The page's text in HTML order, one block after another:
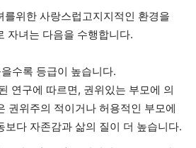
를위한 사랑스럽고지지적인 환경을
자녀는 다음을 수행합니다.
수록 등급이 높습니다.
연구에 따르면, 권위있는 부모에 의
권위주의 적이거나 허용적인 부모에
보다 자존감과 삶의 질이 더 높습니다.